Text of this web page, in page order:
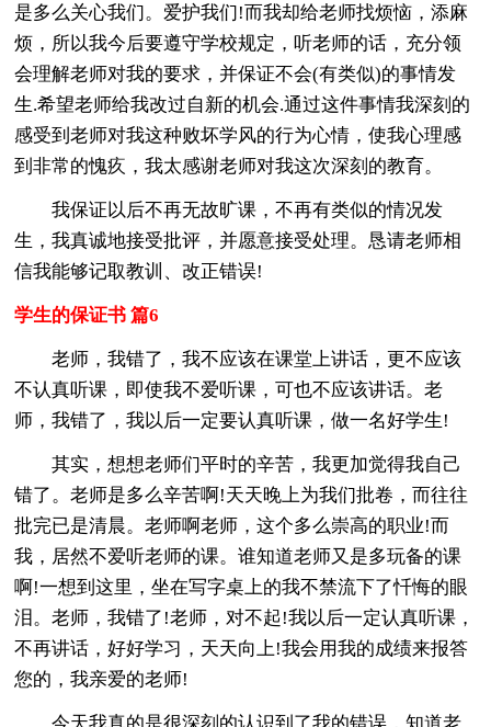
是多么关心我们。爱护我们!而我却给老师找烦恼，添麻
烦，所以我今后要遵守学校规定，听老师的话，充分领
会理解老师对我的要求，并保证不会(有类似)的事情发
生.希望老师给我改过自新的机会.通过这件事情我深刻的
感受到老师对我这种败坏学风的行为心情，使我心理感
到非常的愧疚，我太感谢老师对我这次深刻的教育。
我保证以后不再无故旷课，不再有类似的情况发
生，我真诚地接受批评，并愿意接受处理。恳请老师相
信我能够记取教训、改正错误!
学生的保证书 篇6
老师，我错了，我不应该在课堂上讲话，更不应该
不认真听课，即使我不爱听课，可也不应该讲话。老
师，我错了，我以后一定要认真听课，做一名好学生!
其实，想想老师们平时的辛苦，我更加觉得我自己
错了。老师是多么辛苦啊!天天晚上为我们批卷，而往往
批完已是清晨。老师啊老师，这个多么崇高的职业!而
我，居然不爱听老师的课。谁知道老师又是多玩备的课
啊!一想到这里，坐在写字桌上的我不禁流下了忏悔的眼
泪。老师，我错了!老师，对不起!我以后一定认真听课，
不再讲话，好好学习，天天向上!我会用我的成绩来报答
您的，我亲爱的老师!
今天我真的是很深刻的认识到了我的错误，知道老